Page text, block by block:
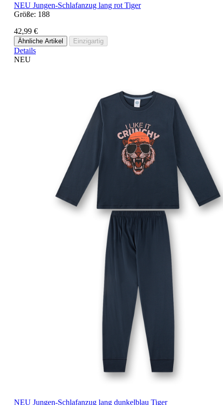
NEU Jungen-Schlafanzug lang rot Tiger
Größe: 188
42,99 €
Ähnliche Artikel Einzigartig
Details
NEU
NEU Jungen-Schlafanzug lang dunkelblau Tiger